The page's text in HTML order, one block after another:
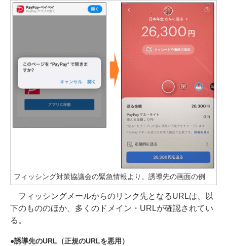
フィッシング対策協議会の緊急情報より。誘導先の画面の例
フィッシングメールからのリンク先となるURLは、以
下のもののほか、多くのドメイン・URLが確認されてい
る。
誘導先のURL（正規のURLを悪用）